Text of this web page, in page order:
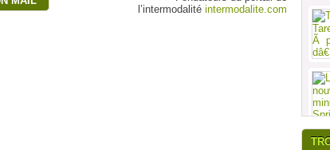
l’intermodalité intermodalite.com